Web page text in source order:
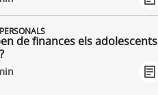
de finances els adolescents